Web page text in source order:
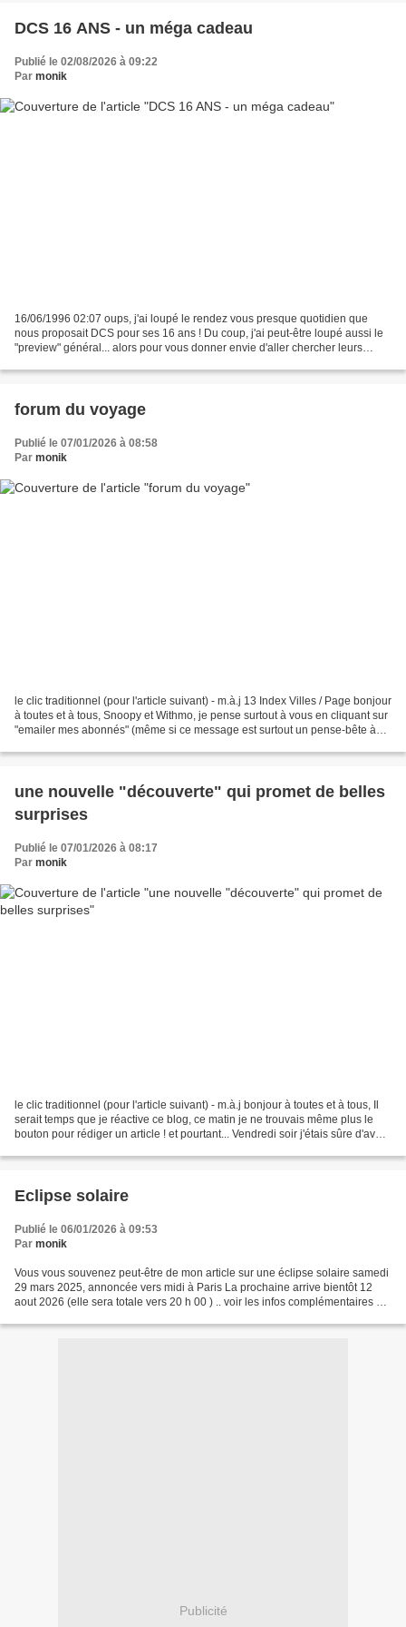
DCS 16 ANS - un méga cadeau
Publié le 02/08/2026 à 09:22
Par monik
16/06/1996 02:07 oups, j'ai loupé le rendez vous presque quotidien que
nous proposait DCS pour ses 16 ans ! Du coup, j'ai peut-être loupé aussi le
"preview" général... alors pour vous donner envie d'aller chercher leurs
forum du voyage
Publié le 07/01/2026 à 08:58
Par monik
le clic traditionnel (pour l'article suivant) - m.à.j 13 Index Villes / Page bonjour
à toutes et à tous, Snoopy et Withmo, je pense surtout à vous en cliquant sur
"emailer mes abonnés" (même si ce message est surtout un pense-bête à
une nouvelle "découverte" qui promet de belles
surprises
Publié le 07/01/2026 à 08:17
Par monik
le clic traditionnel (pour l'article suivant) - m.à.j bonjour à toutes et à tous, Il
serait temps que je réactive ce blog, ce matin je ne trouvais même plus le
bouton pour rédiger un article ! et pourtant... Vendredi soir j'étais sûre d'avoir
Eclipse solaire
Publié le 06/01/2026 à 09:53
Par monik
Vous vous souvenez peut-être de mon article sur une éclipse solaire samedi
29 mars 2025, annoncée vers midi à Paris La prochaine arrive bientôt 12
aout 2026 (elle sera totale vers 20 h 00 ) .. voir les infos complémentaires sur
Publicité